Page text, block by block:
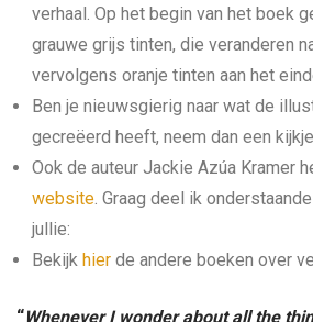
verhaal. Op het begin van het boek
grauwe grijs tinten, die veranderen
vervolgens oranje tinten aan het
Ben je nieuwsgierig naar wat de
gecreëerd heeft, neem dan een
Ook de auteur Jackie Azúa Kramer
website. Graag deel ik
jullie:
Bekijk hier de andere boeken over
“Whenever I wonder about all the